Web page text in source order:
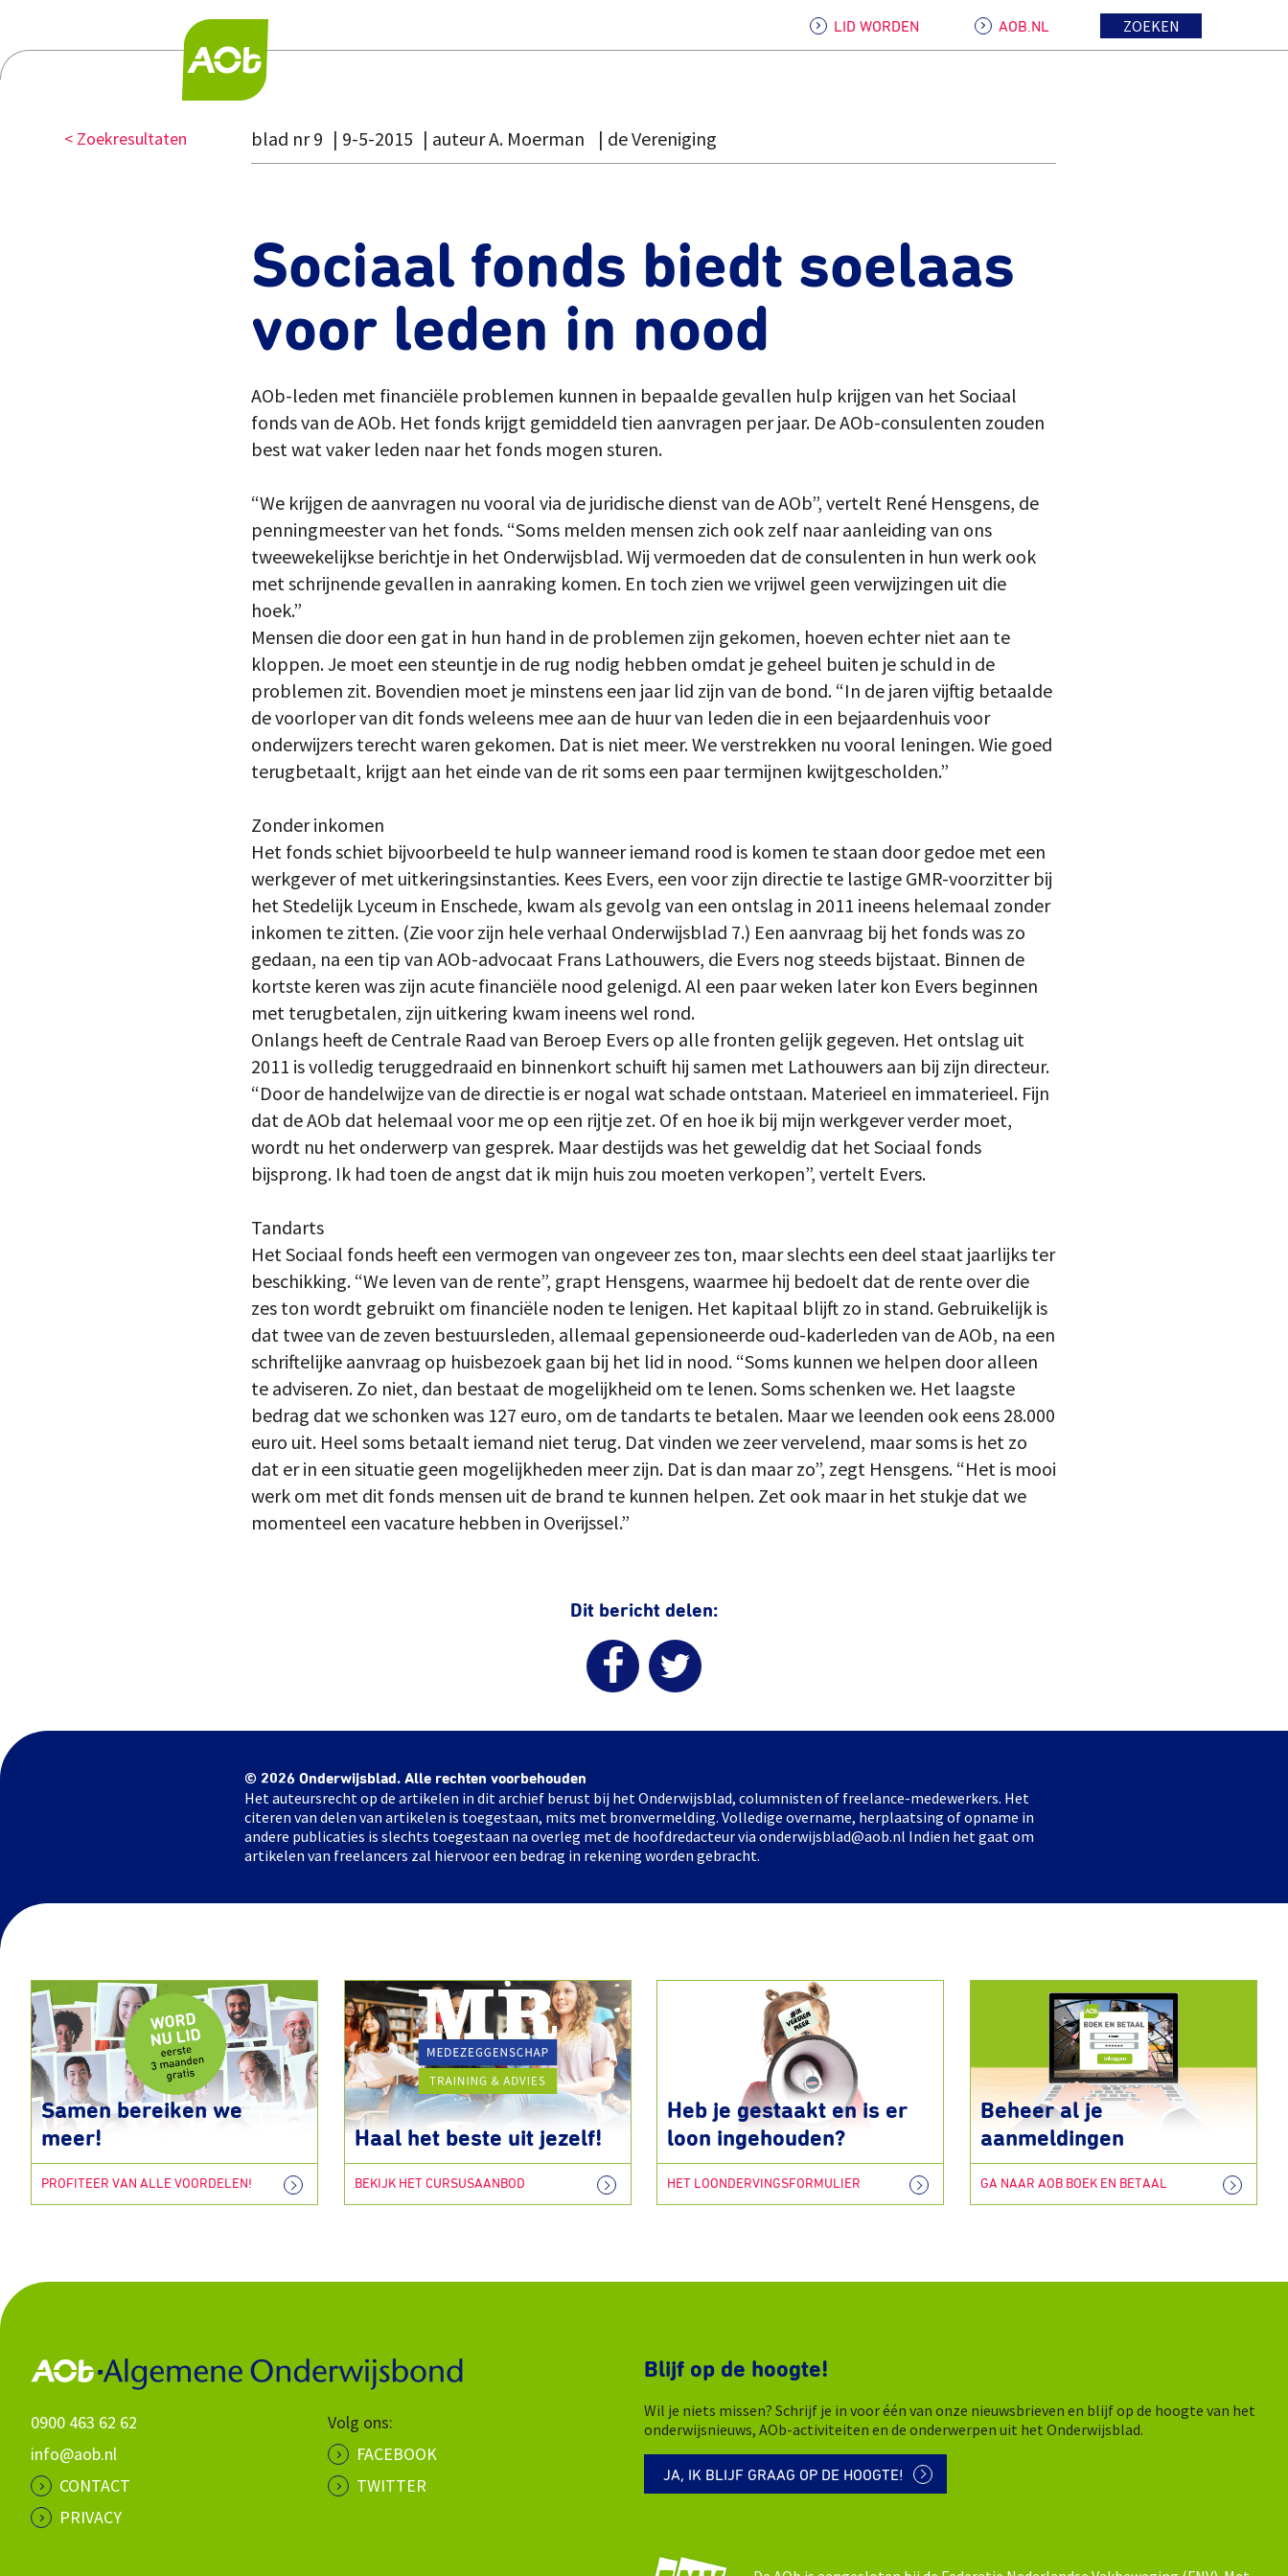
LID WORDEN AOB.NL ZOEKEN
< Zoekresultaten blad nr 9 9-5-2015 auteur A. Moerman de Vereniging
Sociaal fonds biedt soelaas
voor leden in nood
AOb-leden met financiële problemen kunnen in bepaalde gevallen hulp krijgen van het Sociaal
fonds van de AOb. Het fonds krijgt gemiddeld tien aanvragen per jaar. De AOb-consulenten zouden
best wat vaker leden naar het fonds mogen sturen.
“We krijgen de aanvragen nu vooral via de juridische dienst van de AOb”, vertelt René Hensgens, de
penningmeester van het fonds. “Soms melden mensen zich ook zelf naar aanleiding van ons
tweewekelijkse berichtje in het Onderwijsblad. Wij vermoeden dat de consulenten in hun werk ook
met schrijnende gevallen in aanraking komen. En toch zien we vrijwel geen verwijzingen uit die
hoek.”
Mensen die door een gat in hun hand in de problemen zijn gekomen, hoeven echter niet aan te
kloppen. Je moet een steuntje in de rug nodig hebben omdat je geheel buiten je schuld in de
problemen zit. Bovendien moet je minstens een jaar lid zijn van de bond. “In de jaren vijftig betaalde
de voorloper van dit fonds weleens mee aan de huur van leden die in een bejaardenhuis voor
onderwijzers terecht waren gekomen. Dat is niet meer. We verstrekken nu vooral leningen. Wie goed
terugbetaalt, krijgt aan het einde van de rit soms een paar termijnen kwijtgescholden.”
Zonder inkomen
Het fonds schiet bijvoorbeeld te hulp wanneer iemand rood is komen te staan door gedoe met een
werkgever of met uitkeringsinstanties. Kees Evers, een voor zijn directie te lastige GMR-voorzitter bij
het Stedelijk Lyceum in Enschede, kwam als gevolg van een ontslag in 2011 ineens helemaal zonder
inkomen te zitten. (Zie voor zijn hele verhaal Onderwijsblad 7.) Een aanvraag bij het fonds was zo
gedaan, na een tip van AOb-advocaat Frans Lathouwers, die Evers nog steeds bijstaat. Binnen de
kortste keren was zijn acute financiële nood gelenigd. Al een paar weken later kon Evers beginnen
met terugbetalen, zijn uitkering kwam ineens wel rond.
Onlangs heeft de Centrale Raad van Beroep Evers op alle fronten gelijk gegeven. Het ontslag uit
2011 is volledig teruggedraaid en binnenkort schuift hij samen met Lathouwers aan bij zijn directeur.
“Door de handelwijze van de directie is er nogal wat schade ontstaan. Materieel en immaterieel. Fijn
dat de AOb dat helemaal voor me op een rijtje zet. Of en hoe ik bij mijn werkgever verder moet,
wordt nu het onderwerp van gesprek. Maar destijds was het geweldig dat het Sociaal fonds
bijsprong. Ik had toen de angst dat ik mijn huis zou moeten verkopen”, vertelt Evers.
Tandarts
Het Sociaal fonds heeft een vermogen van ongeveer zes ton, maar slechts een deel staat jaarlijks ter
beschikking. “We leven van de rente”, grapt Hensgens, waarmee hij bedoelt dat de rente over die
zes ton wordt gebruikt om financiële noden te lenigen. Het kapitaal blijft zo in stand. Gebruikelijk is
dat twee van de zeven bestuursleden, allemaal gepensioneerde oud-kaderleden van de AOb, na een
schriftelijke aanvraag op huisbezoek gaan bij het lid in nood. “Soms kunnen we helpen door alleen
te adviseren. Zo niet, dan bestaat de mogelijkheid om te lenen. Soms schenken we. Het laagste
bedrag dat we schonken was 127 euro, om de tandarts te betalen. Maar we leenden ook eens 28.000
euro uit. Heel soms betaalt iemand niet terug. Dat vinden we zeer vervelend, maar soms is het zo
dat er in een situatie geen mogelijkheden meer zijn. Dat is dan maar zo”, zegt Hensgens. “Het is mooi
werk om met dit fonds mensen uit de brand te kunnen helpen. Zet ook maar in het stukje dat we
momenteel een vacature hebben in Overijssel.”
Dit bericht delen:
© 2026 Onderwijsblad. Alle rechten voorbehouden
Het auteursrecht op de artikelen in dit archief berust bij het Onderwijsblad, columnisten of freelance-medewerkers. Het
citeren van delen van artikelen is toegestaan, mits met bronvermelding. Volledige overname, herplaatsing of opname in
andere publicaties is slechts toegestaan na overleg met de hoofdredacteur via onderwijsblad@aob.nl Indien het gaat om
artikelen van freelancers zal hiervoor een bedrag in rekening worden gebracht.
Samen bereiken we
meer!
PROFITEER VAN ALLE VOORDELEN!
Haal het beste uit jezelf!
BEKIJK HET CURSUSAANBOD
Heb je gestaakt en is er
loon ingehouden?
HET LOONDERVINGSFORMULIER
Beheer al je
aanmeldingen
GA NAAR AOB BOEK EN BETAAL
0900 463 62 62
info@aob.nl
CONTACT
PRIVACY
Volg ons:
FACEBOOK
TWITTER
Blijf op de hoogte!
Wil je niets missen? Schrijf je in voor één van onze nieuwsbrieven en blijf op de hoogte van het
onderwijsnieuws, AOb-activiteiten en de onderwerpen uit het Onderwijsblad.
JA, IK BLIJF GRAAG OP DE HOOGTE!